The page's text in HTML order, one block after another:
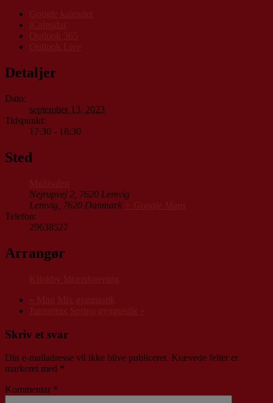
Detaljer
Dato:
september 13, 2023
Tidspunkt:
17:30 - 18:30
Sted
Nejrupvej 2, 7620 Lemvig
Lemvig 7620 Danmark
Telefon:
29638527
Arrangør
Skriv et svar
Din e-mailadresse vil ikke blive publiceret. Krævede felter er
markeret med *
Kommentar *